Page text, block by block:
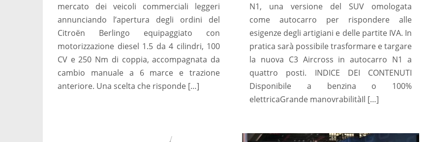
mercato dei veicoli commerciali leggeri
annunciando l’apertura degli ordini del
Citroën Berlingo equipaggiato con
motorizzazione diesel 1.5 da 4 cilindri, 100
CV e 250 Nm di coppia, accompagnata da
cambio manuale a 6 marce e trazione
anteriore. Una scelta che risponde […]
N1, una versione del SUV omologata
come autocarro per rispondere alle
esigenze degli artigiani e delle partite IVA. In
pratica sarà possibile trasformare e targare
la nuova C3 Aircross in autocarro N1 a
quattro posti. INDICE DEI CONTENUTI
Disponibile a benzina o 100%
elettricaGrande manovrabilitàIl […]